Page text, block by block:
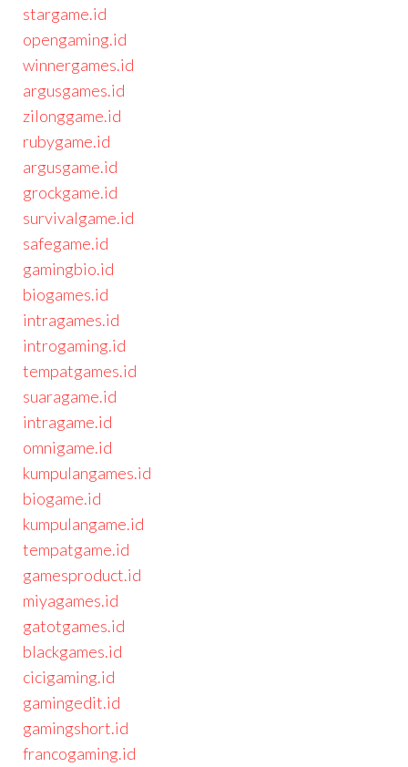
stargame.id
opengaming.id
winnergames.id
argusgames.id
zilonggame.id
rubygame.id
argusgame.id
grockgame.id
survivalgame.id
safegame.id
gamingbio.id
biogames.id
intragames.id
introgaming.id
tempatgames.id
suaragame.id
intragame.id
omnigame.id
kumpulangames.id
biogame.id
kumpulangame.id
tempatgame.id
gamesproduct.id
miyagames.id
gatotgames.id
blackgames.id
cicigaming.id
gamingedit.id
gamingshort.id
francogaming.id